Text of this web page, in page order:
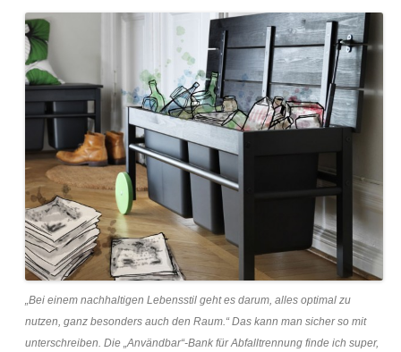
„Bei einem nachhaltigen Lebensstil geht es darum, alles optimal zu
nutzen, ganz besonders auch den Raum.“ Das kann man sicher so mit
unterschreiben. Die „Användbar“-Bank für Abfalltrennung finde ich super,